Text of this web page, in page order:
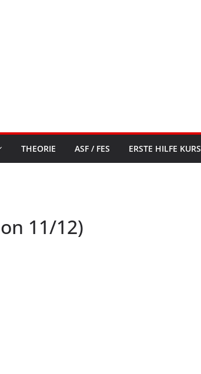
THEORIE ASF / FES ERSTE HILFE KURS
11/12)